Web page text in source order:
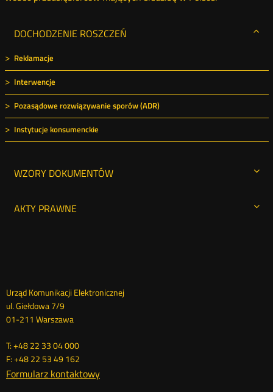
DOCHODZENIE ROSZCZEŃ
Reklamacje
Interwencje
Pozasądowe rozwiązywanie sporów (ADR)
Instytucje konsumenckie
WZORY DOKUMENTÓW
AKTY PRAWNE
Dane
kontaktowe
Urząd Komunikacji Elektronicznej
ul. Giełdowa 7/9
01-211 Warszawa
T: +48 22 33 04 000
F: +48 22 53 49 162
Formularz kontaktowy